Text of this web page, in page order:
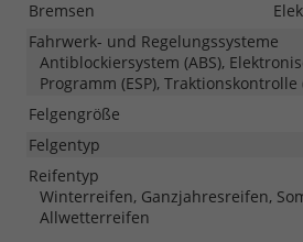
Bremsen
Fahrwerk- und Regelungssysteme
Antiblockiersystem (ABS),
Programm (ESP), Traktionskontrolle
Felgengröße
Felgentyp
Reifentyp
Winterreifen, Ganzjahresreifen,
Allwetterreifen